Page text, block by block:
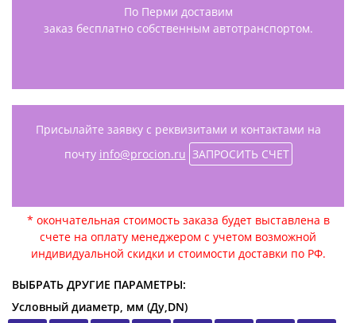
По Перми доставим
заказ бесплатно собственным автотранспортом.
Присылайте заявку с реквизитами и контактами на
почту info@procion.ru ЗАПРОСИТЬ СЧЕТ
* окончательная стоимость заказа будет выставлена в
счете на оплату менеджером с учетом возможной
индивидуальной скидки и стоимости доставки по РФ.
ВЫБРАТЬ ДРУГИЕ ПАРАМЕТРЫ:
Условный диаметр, мм (Ду,DN)